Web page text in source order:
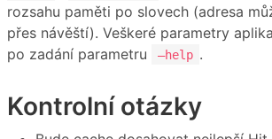
rozsahu paměti po slovech (adresa
přes návěští). Veškeré parametry
po zadání parametru
–help .
Kontrolní otázky